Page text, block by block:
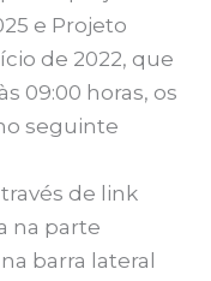
e Projeto
de 2022, que
09:00 horas, os
seguinte
de link
na parte
barra lateral